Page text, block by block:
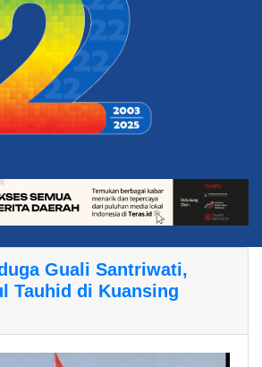
Guali Santriwati,
Tauhid di Kuansing